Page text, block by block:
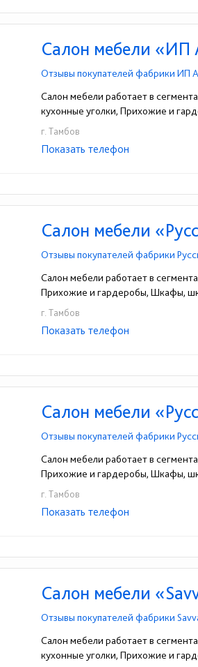
Салон мебели «ИП
Отзывы покупателей фабрики ИП
Салон мебели работает в
кухонные уголки, Прихожие и
г. Тамбов
☎+7(4752)58-27-40
Показать телефон
Салон мебели
Отзывы покупателей фабрики
Салон мебели работает в
Прихожие и гардеробы, Шкафы,
г. Тамбов
☎+7-915-888-88-60
Показать телефон
Салон мебели
Отзывы покупателей фабрики
Салон мебели работает в
Прихожие и гардеробы, Шкафы,
г. Тамбов
☎+7-915-888-84-00
Показать телефон
Салон мебели
Отзывы покупателей фабрики
Салон мебели работает в
кухонные уголки, Прихожие и